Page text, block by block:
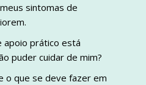
sintomas de
apoio prático está
puder cuidar de mim?
o que se deve fazer em